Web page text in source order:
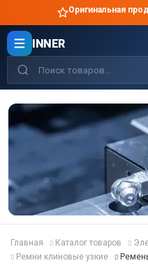
Оригинальная
INNER
Главная Каталог товаров
Ремни клиновые узкие